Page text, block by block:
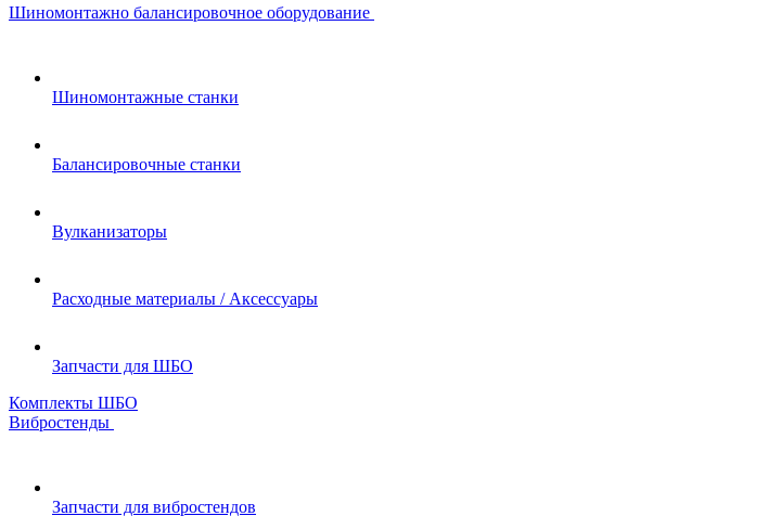
Шиномонтажно балансировочное оборудование
Шиномонтажные станки
Балансировочные станки
Вулканизаторы
Расходные материалы / Аксессуары
Запчасти для ШБО
Комплекты ШБО
Вибростенды
Запчасти для вибростендов